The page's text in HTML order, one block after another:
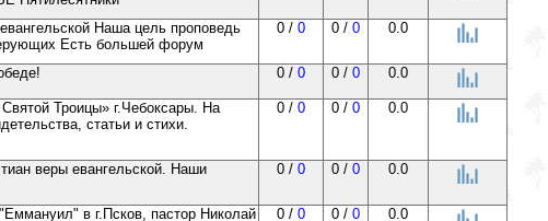
Наша цель проповедь
Есть большей форум
0 / 0 0 / 0 0.0
0 / 0 0 / 0 0.0
Троицы» г.Чебоксары. На
статьи и стихи.
0 / 0 0 / 0 0.0
веры евангельской. Наши
0 / 0 0 / 0 0.0
в г.Псков, пастор Николай 0 / 0 0 / 0 0.0